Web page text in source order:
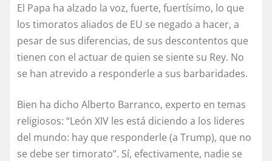
El Papa ha alzado la voz, fuerte, fuertísimo, lo que
los timoratos aliados de EU se negado a hacer, a
pesar de sus diferencias, de sus descontentos que
tienen con el actuar de quien se siente su Rey. No
se han atrevido a responderle a sus barbaridades.
Bien ha dicho Alberto Barranco, experto en temas
religiosos: “León XIV les está diciendo a los lideres
del mundo: hay que responderle (a Trump), que no
se debe ser timorato”. Sí, efectivamente, nadie se